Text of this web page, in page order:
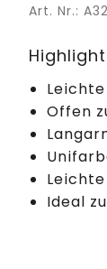
Art. Nr.:
Offen
Ideal